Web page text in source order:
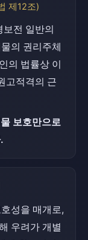
제12조)
전 일반의
의 권리주체
의 법률상 이
고적격의 근
보호만으로
성을 매개로,
우려가 개별